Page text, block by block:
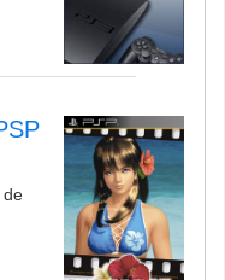
de